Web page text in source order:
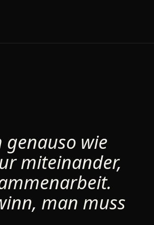
wie
miteinander,
man muss